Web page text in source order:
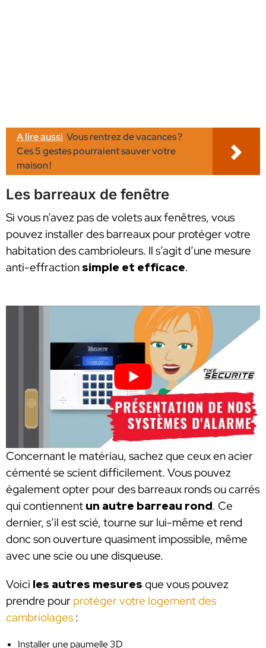
A lire aussi Vous rentrez de vacances ?
Ces 5 gestes pourraient sauver votre
maison !
Les barreaux de fenêtre
Si vous n’avez pas de volets aux fenêtres, vous
pouvez installer des barreaux pour protéger votre
habitation des cambrioleurs. Il s’agit d’une mesure
anti-effraction simple et efficace.
Concernant le matériau, sachez que ceux en acier
cémenté se scient difficilement. Vous pouvez
également opter pour des barreaux ronds ou carrés
qui contiennent un autre barreau rond. Ce
dernier, s’il est scié, tourne sur lui-même et rend
donc son ouverture quasiment impossible, même
avec une scie ou une disqueuse.
Voici les autres mesures que vous pouvez
prendre pour protéger votre logement des
cambriolages :
Installer une paumelle 3D